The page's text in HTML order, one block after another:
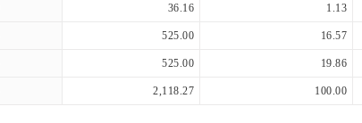
36.16 1.13
525.00 16.57
525.00 19.86
2,118.27 100.00